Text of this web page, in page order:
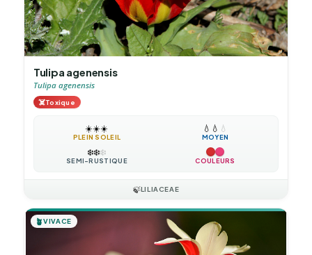
Tulipa agenensis
Tulipa agenensis
☠️Toxique
☀️☀️☀️
PLEIN SOLEIL
💧 💧 💧
MOYEN
❄️❄️❄️
SEMI-RUSTIQUE COULEURS
🍃LILIACEAE
🪴VIVACE